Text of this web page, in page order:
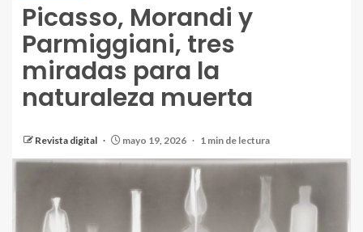
Picasso, Morandi y
Parmiggiani, tres
miradas para la
naturaleza muerta
Revista digital mayo 19, 2026 1 min de lectura